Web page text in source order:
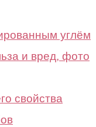
углём
и вред, фото
свойства